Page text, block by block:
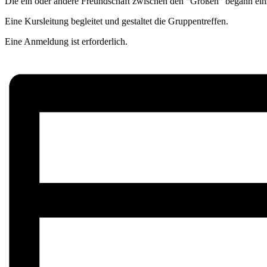
Eine Kursleitung begleitet und gestaltet die Gruppentreffen.
Eine Anmeldung ist erforderlich.